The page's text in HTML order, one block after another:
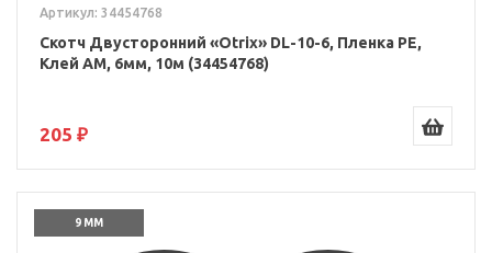
Артикул: 34454768
Скотч Двусторонний «Otrix» DL-10-6, Пленка PE,
Клей AM, 6мм, 10м (34454768)
205 ₽
9 ММ